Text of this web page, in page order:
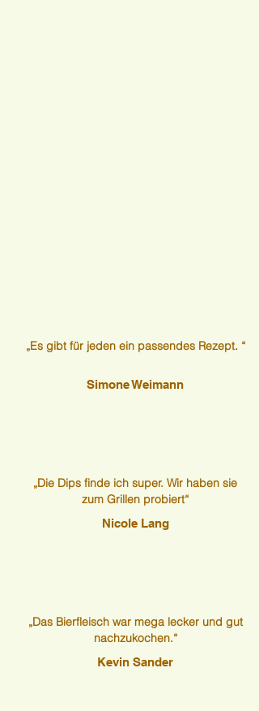
„Es gibt für jeden ein passendes Rezept. “
Simone Weimann
„Die Dips finde ich super. Wir haben sie
zum Grillen probiert“
Nicole Lang
„Das Bierfleisch war mega lecker und gut
nachzukochen.“
Kevin Sander